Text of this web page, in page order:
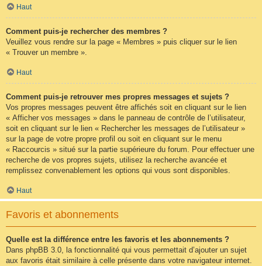
Haut
Comment puis-je rechercher des membres ?
Veuillez vous rendre sur la page « Membres » puis cliquer sur le lien
« Trouver un membre ».
Haut
Comment puis-je retrouver mes propres messages et sujets ?
Vos propres messages peuvent être affichés soit en cliquant sur le lien
« Afficher vos messages » dans le panneau de contrôle de l’utilisateur,
soit en cliquant sur le lien « Rechercher les messages de l’utilisateur »
sur la page de votre propre profil ou soit en cliquant sur le menu
« Raccourcis » situé sur la partie supérieure du forum. Pour effectuer une
recherche de vos propres sujets, utilisez la recherche avancée et
remplissez convenablement les options qui vous sont disponibles.
Haut
Favoris et abonnements
Quelle est la différence entre les favoris et les abonnements ?
Dans phpBB 3.0, la fonctionnalité qui vous permettait d’ajouter un sujet
aux favoris était similaire à celle présente dans votre navigateur internet.